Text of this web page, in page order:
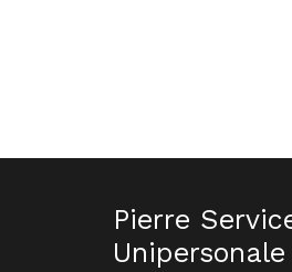
Pierre
Unipersonale